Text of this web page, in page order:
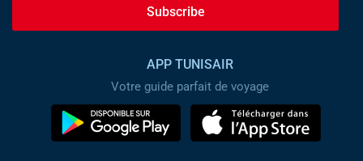
Subscribe
APP TUNISAIR
Votre guide parfait de voyage